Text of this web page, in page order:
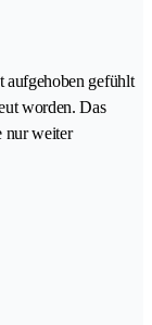
aufgehoben gefühlt
worden. Das
nur weiter